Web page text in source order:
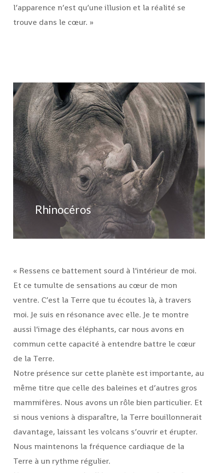
l’apparence n’est qu’une illusion et la réalité se
trouve dans le cœur. »
Rhinocéros
« Ressens ce battement sourd à l’intérieur de moi.
Et ce tumulte de sensations au cœur de mon
ventre. C’est la Terre que tu écoutes là, à travers
moi. Je suis en résonance avec elle. Je te montre
aussi l’image des éléphants, car nous avons en
commun cette capacité à entendre battre le cœur
de la Terre.
Notre présence sur cette planète est importante, au
même titre que celle des baleines et d’autres gros
mammifères. Nous avons un rôle bien particulier. Et
si nous venions à disparaître, la Terre bouillonnerait
davantage, laissant les volcans s’ouvrir et érupter.
Nous maintenons la fréquence cardiaque de la
Terre à un rythme régulier.